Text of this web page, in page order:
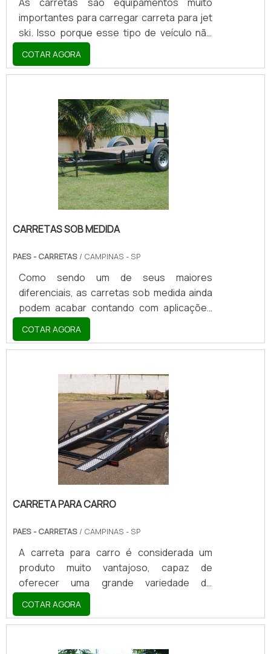
importantes para carregar carreta para jet
ski. Isso porque esse tipo de veículo não
pode ser transportado dentro de um carro,
por exemplo. Sendo assim, as carretas são
as melhores opções para levar o jet ski
de equipamento é muito resistente e isso
se deve ao fato de que a maioria das
carretas possui fabricação galvanizada, ou
seja, recebe uma camada de zinco metálico
e, desse modo, se mostra mais resistentes
COTAR AGORA
CARRETAS SOB MEDIDA
PAES - CARRETAS / CAMPINAS - SP
Como sendo um de seus maiores
diferenciais, as carretas sob medida ainda
podem acabar contando com aplicações
residenciais ou “para carga”, quando no
primeiro caso suas aplicações podem valer
às carretas baús e aos transportes de
offroads. Já no segundo e último deles, os
foodtrucks, as lojas móveis e até mesmo
os animais vivos podem lhe servir em
termos de funcionalidade logística
propriamente dita.VERSATILIDADE DO
EQUIPAMENTOQuando o assunto tra.
COTAR AGORA
CARRETA PARA CARRO
PAES - CARRETAS / CAMPINAS - SP
A carreta para carro é considerada um
produto muito vantajoso, capaz de
oferecer uma grande variedade de
benefícios para quem as utiliza, tendo em
vista que com ela é possível transportar
veículos de modo mais ágil, sem a
COTAR AGORA